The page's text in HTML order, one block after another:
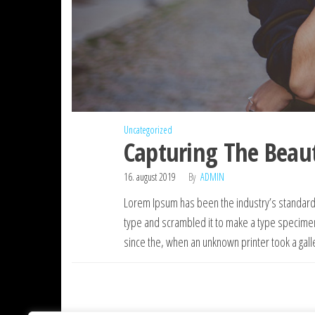
Uncategorized
Capturing The
16. august 2019 By ADMIN
Lorem Ipsum has been the industry’s
type and scrambled it to make a type
since the, when an unknown printer took a